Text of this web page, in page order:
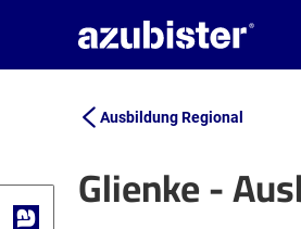
Ausbildung Regional
Glienke -